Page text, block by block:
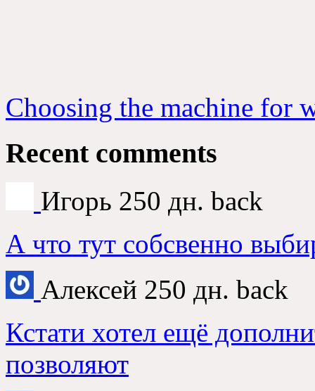
Choosing the machine for
Recent comments
Игорь 250 дн. back
А что тут собсвенно
Алексей 250 дн. back
Кстати хотел ещё
позволяют